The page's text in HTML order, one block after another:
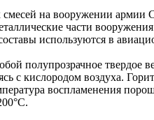
смесей на вооружении
части
используются в
полупрозрачное твердое
с кислородом воздуха.
воспламенения